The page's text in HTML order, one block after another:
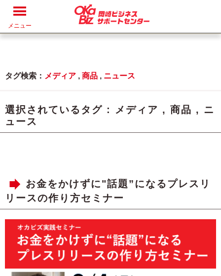
メニュー
タグ検索： メディア , 商品 , ニュース
選択されているタグ : メディア , 商品 , ニ
ュース
お金をかけずに"話題”になるプレスリ
リースの作り方セミナー